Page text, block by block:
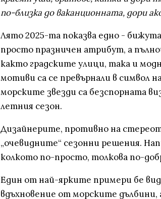
по-близка до ваканционната, дори
Лято 2025-та показва едно -
просто празничен атрибут, а
както градските улици, така и
мотиви са се превърнали в символ
морските звезди са безспорната
летния сезон.
Дизайнерите, противно на
„очевидните“ сезонни решения.
колкото по-просто, толкова по-
Един от най-ярките примери бе
вдъхновение от морските